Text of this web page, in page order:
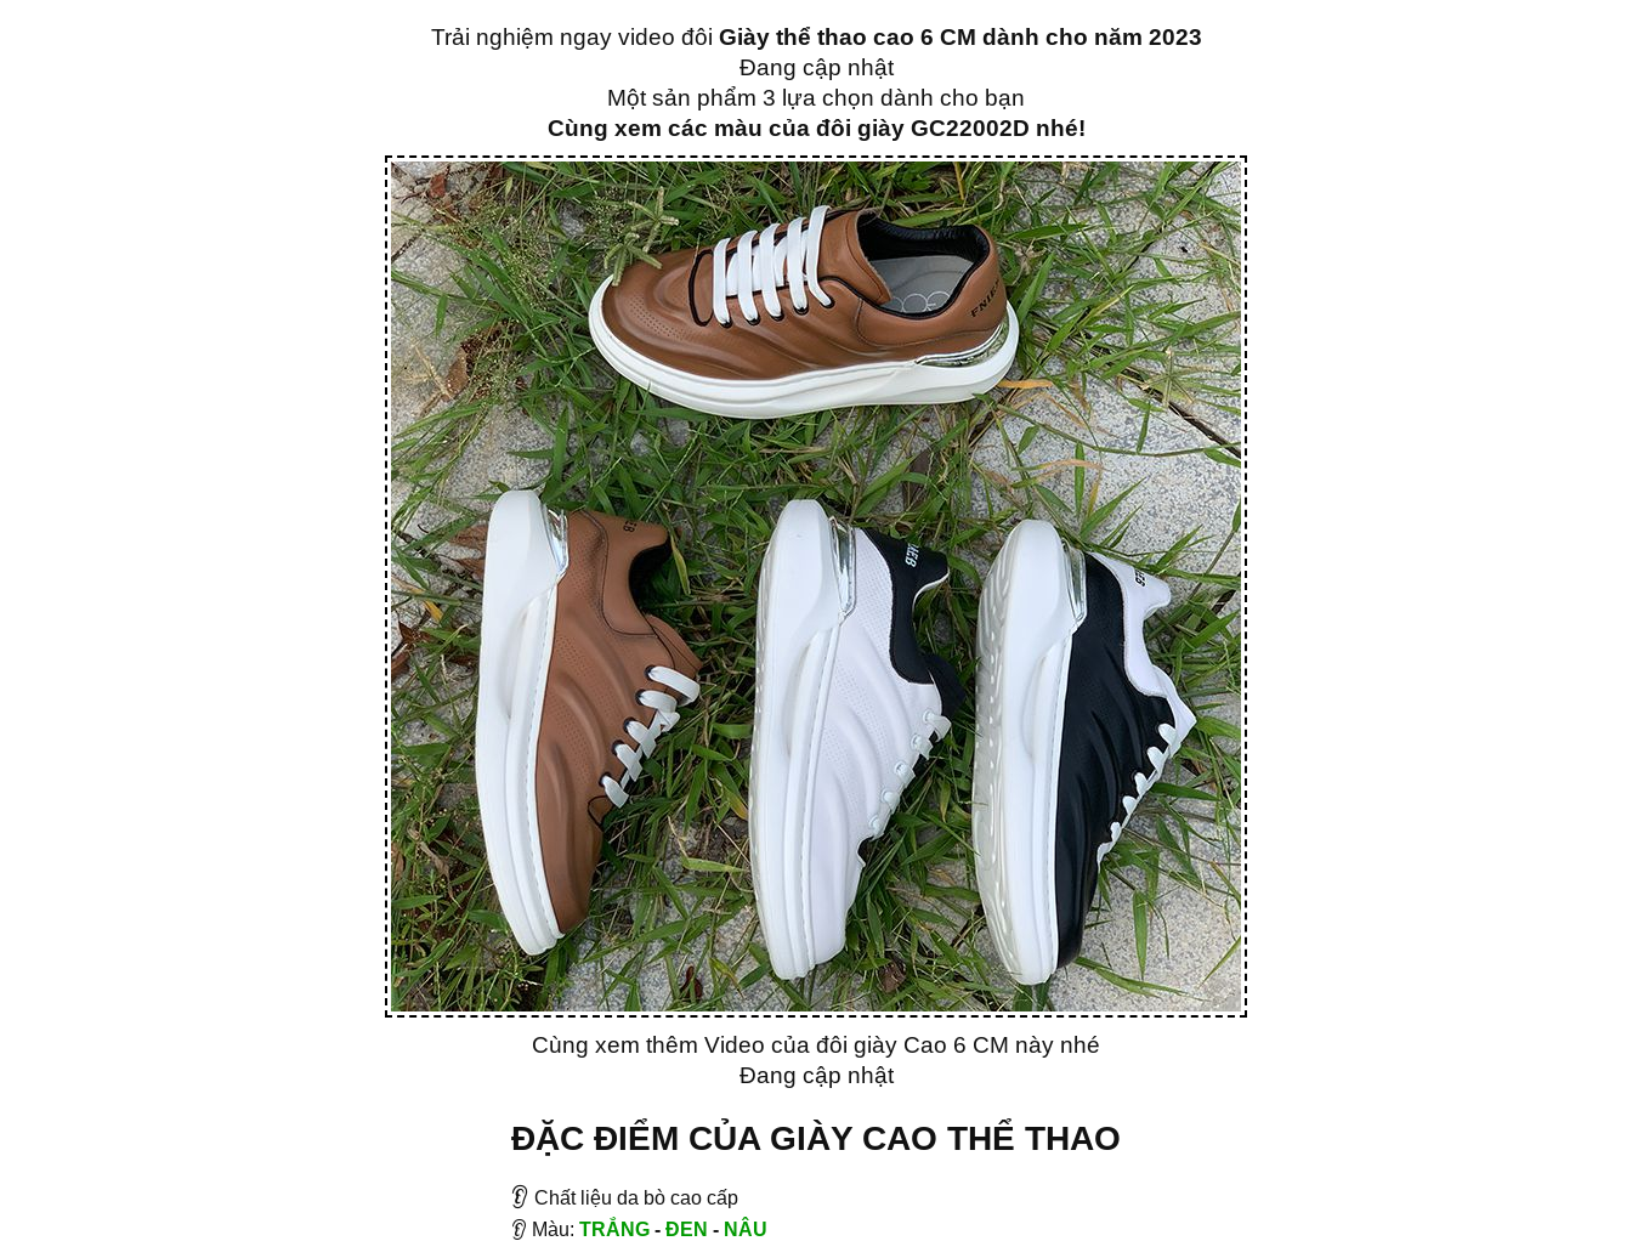
Trải nghiệm ngay video đôi Giày thể thao cao 6 CM dành cho năm 2023
Đang cập nhật
Một sản phẩm 3 lựa chọn dành cho bạn
Cùng xem các màu của đôi giày GC22002D nhé!
Cùng xem thêm Video của đôi giày Cao 6 CM này nhé
Đang cập nhật
ĐẶC ĐIỂM CỦA GIÀY CAO THỂ THAO
👂 Chất liệu da bò cao cấp
👂 Màu: TRẮNG - ĐEN - NÂU